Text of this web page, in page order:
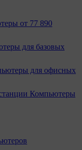
от 77 890
для базовых
для офисных
Компьютеры